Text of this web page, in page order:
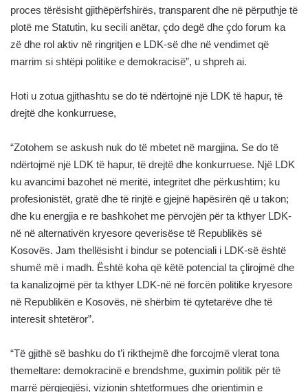
proces tërësisht gjithëpërfshirës, transparent dhe në përputhje të
plotë me Statutin, ku secili anëtar, çdo degë dhe çdo forum ka
zë dhe rol aktiv në ringritjen e LDK-së dhe në vendimet që
marrim si shtëpi politike e demokracisë”, u shpreh ai.
Hoti u zotua gjithashtu se do të ndërtojnë një LDK të hapur, të
drejtë dhe konkurruese,
“Zotohem se askush nuk do të mbetet në margjina. Se do të
ndërtojmë një LDK të hapur, të drejtë dhe konkurruese. Një LDK
ku avancimi bazohet në meritë, integritet dhe përkushtim; ku
profesionistët, gratë dhe të rinjtë e gjejnë hapësirën që u takon;
dhe ku energjia e re bashkohet me përvojën për ta kthyer LDK-
në në alternativën kryesore qeverisëse të Republikës së
Kosovës. Jam thellësisht i bindur se potenciali i LDK-së është
shumë më i madh. Është koha që këtë potencial ta çlirojmë dhe
ta kanalizojmë për ta kthyer LDK-në në forcën politike kryesore
në Republikën e Kosovës, në shërbim të qytetarëve dhe të
interesit shtetëror”.
“Të gjithë së bashku do t’i rikthejmë dhe forcojmë vlerat tona
themeltare: demokracinë e brendshme, guximin politik për të
marrë përgjegjësi, vizionin shtetformues dhe orientimin e